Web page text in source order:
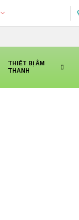
THIẾT BỊ ÂM
THANH